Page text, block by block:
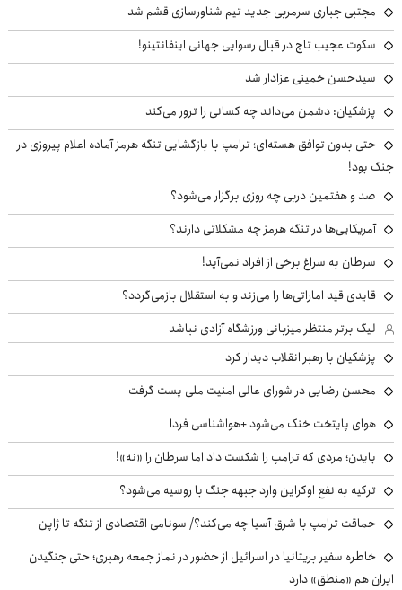
مجتبی جباری سرمربی جدید تیم شناورسازی قشم شد
سکوت عجیب تاج در قبال رسوایی جهانی اینفانتینو!
سیدحسن خمینی عزادار شد
پزشکیان: دشمن می‌داند چه کسانی را ترور می‌کند
حتی بدون توافق هسته‌ای؛ ترامپ با بازگشایی تنگه هرمز آماده اعلام پیروزی در
جنگ بود!
صد و هفتمین دربی چه روزی برگزار می‌شود؟
آمریکایی‌ها در تنگه هرمز چه مشکلاتی دارند؟
سرطان به سراغ برخی از افراد نمی‌آید!
قایدی قید اماراتی‌ها را می‌زند و به استقلال بازمی‌گردد؟
لیگ برتر منتظر میزبانی ورزشگاه آزادی نباشد
پزشکیان با رهبر انقلاب دیدار کرد
محسن رضایی در شورای عالی امنیت ملی پست گرفت
هوای پایتخت خنک می‌شود +هواشناسی فردا
بایدن؛ مردی که ترامپ را شکست داد اما سرطان را «نه»!
ترکیه به نفع اوکراین وارد جبهه جنگ با روسیه می‌شود؟
حماقت ترامپ با شرق آسیا چه می‌کند؟/ سونامی اقتصادی از تنگه تا ژاپن
خاطره سفیر بریتانیا در اسرائیل از حضور در نماز جمعه رهبری؛ حتی جنگیدن
ایران هم «منطق» دارد